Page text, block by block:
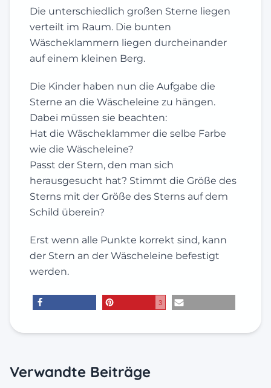
Die unterschiedlich großen Sterne liegen
verteilt im Raum. Die bunten
Wäscheklammern liegen durcheinander
auf einem kleinen Berg.
Die Kinder haben nun die Aufgabe die
Sterne an die Wäscheleine zu hängen.
Dabei müssen sie beachten:
Hat die Wäscheklammer die selbe Farbe
wie die Wäscheleine?
Passt der Stern, den man sich
herausgesucht hat? Stimmt die Größe des
Sterns mit der Größe des Sterns auf dem
Schild überein?
Erst wenn alle Punkte korrekt sind, kann
der Stern an der Wäscheleine befestigt
werden.
3
Verwandte Beiträge